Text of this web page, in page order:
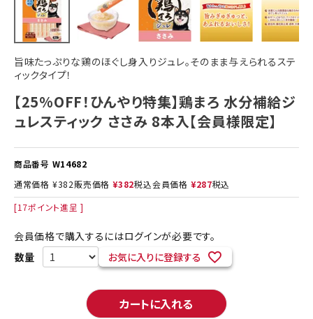
旨味たっぷりな鶏のほぐし身入りジュレ。そのまま与えられるステ
ィックタイプ！
【25%OFF！ひんやり特集】鶏まろ 水分補給ジ
ュレスティック ささみ 8本入【会員様限定】
商品番号 W14682
通常価格 ¥382販売価格 ¥382税込会員価格 ¥287税込
[17ポイント進呈 ]
会員価格で購入するにはログインが必要です。
お気に入りに登録する
カートに入れる